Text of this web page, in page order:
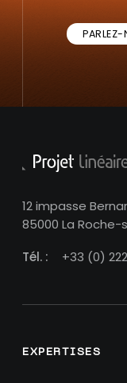
PARLEZ-
12 impasse
85000 La Roche-
Tél. :
+33 (0)
EXPERTISES